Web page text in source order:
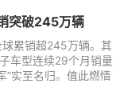
突破245万辆
累销超245万辆。其
车型连续29个月销量
”实至名归。值此燃情